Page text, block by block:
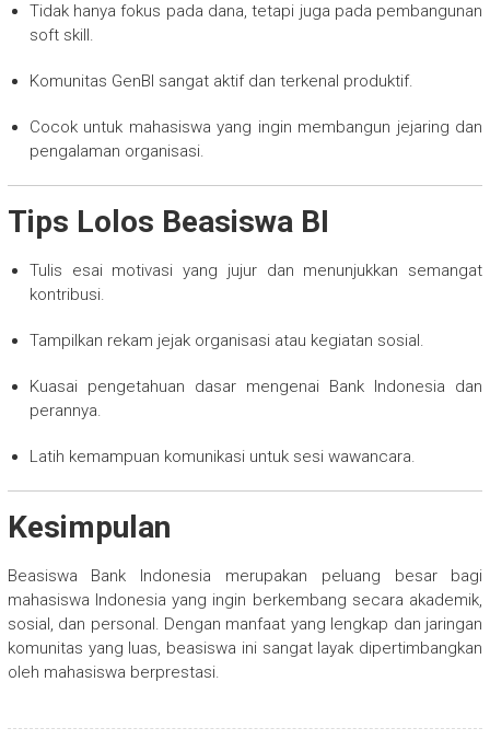
Tidak hanya fokus pada dana, tetapi juga pada pembangunan
soft skill.
Komunitas GenBI sangat aktif dan terkenal produktif.
Cocok untuk mahasiswa yang ingin membangun jejaring dan
pengalaman organisasi.
Tips Lolos Beasiswa BI
Tulis esai motivasi yang jujur dan menunjukkan semangat
kontribusi.
Tampilkan rekam jejak organisasi atau kegiatan sosial.
Kuasai pengetahuan dasar mengenai Bank Indonesia dan
perannya.
Latih kemampuan komunikasi untuk sesi wawancara.
Kesimpulan
Beasiswa Bank Indonesia merupakan peluang besar bagi
mahasiswa Indonesia yang ingin berkembang secara akademik,
sosial, dan personal. Dengan manfaat yang lengkap dan jaringan
komunitas yang luas, beasiswa ini sangat layak dipertimbangkan
oleh mahasiswa berprestasi.